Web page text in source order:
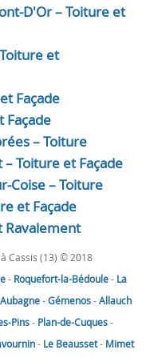
D'Or – Toiture et
et
Façade
Façade
– Toiture
Toiture et Façade
Coise – Toiture
et Façade
Ravalement
Cassis (13) © 2018
- Roquefort-la-Bédoule- La
Aubagne-Gémenos-Allauch
Pins- Plan-de-Cuques-
- Le Beausset- Mimet